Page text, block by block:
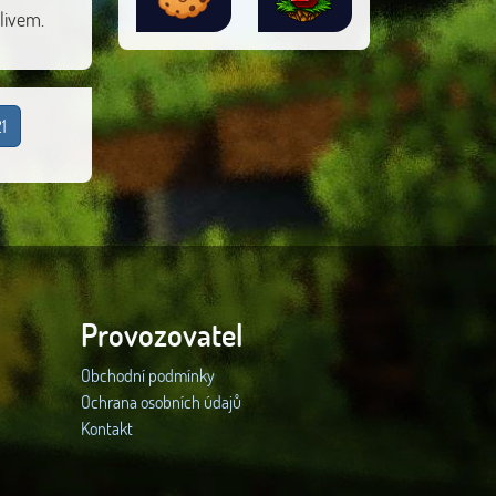
Provozovatel
Obchodní podmínky
Ochrana osobních údajů
Kontakt